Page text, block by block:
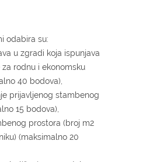
odabira su:
u zgradi koja ispunjava
rodnu i ekonomsku
40 bodova),
prijavljenog stambenog
15 bodova),
prostora (broj m2
(maksimalno 20